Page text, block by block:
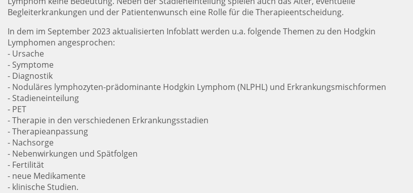
Begleiterkrankungen und der Patientenwunsch eine Rolle für die Therapieentscheidung.
In dem im September 2023 aktualisierten Infoblatt werden u.a. folgende Themen zu den Hodgkin
Lymphomen angesprochen:
- Ursache
- Symptome
- Diagnostik
- Noduläres lymphozyten-prädominante Hodgkin Lymphom (NLPHL) und Erkrankungsmischformen
- Stadieneinteilung
- PET
- Therapie in den verschiedenen Erkrankungsstadien
- Therapieanpassung
- Nachsorge
- Nebenwirkungen und Spätfolgen
- Fertilität
- neue Medikamente
- klinische Studien.